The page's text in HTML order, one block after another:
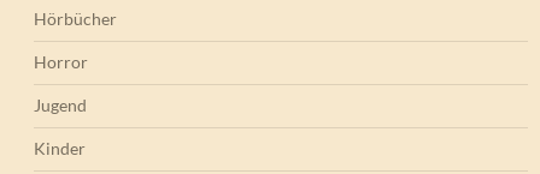
Hörbücher
Horror
Jugend
Kinder